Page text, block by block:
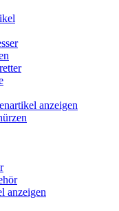
anzeigen
anzeigen